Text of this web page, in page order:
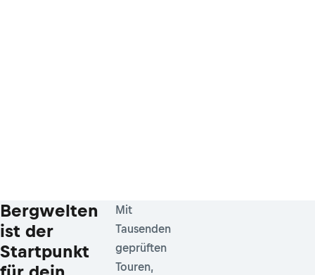
Bergwelten
ist der
Startpunkt
Mit
Tausenden
geprüften
Touren,